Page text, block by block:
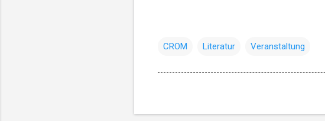
CROM Literatur Veranstaltung